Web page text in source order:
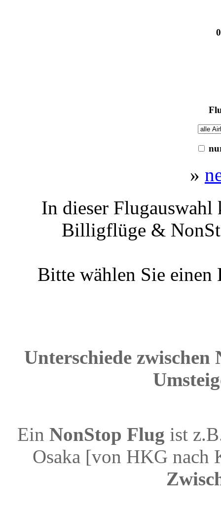
»
In dieser
Billigflüge &
Bitte wählen Sie
Unterschiede
Ein NonStop Flug ist
Osaka [von HKG